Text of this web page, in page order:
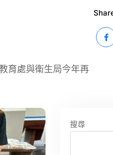
育處與衛生局今年再
搜尋